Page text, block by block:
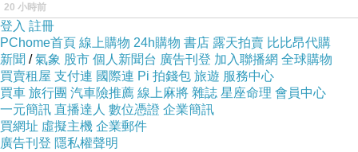
如果有興趣到這附近玩的，不妨可以看看！
飯店住宿折扣訂房↓↓↓保證最便宜！定貴退價差
↓↓↓
住宿比價網站
20 小時前
登入 註冊
PChome首頁 線上購物 24h購物 書店 露天拍賣 比比昂代購
新聞 /氣象 股市 個人新聞台 廣告刊登 加入聯播網 全球購物
買賣租屋 支付連 國際連 Pi 拍錢包 旅遊 服務中心
買車 旅行團 汽車險推薦 線上麻將 雜誌 星座命理 會員中心
一元簡訊 直播達人 數位憑證 企業簡訊
買網址 虛擬主機 企業郵件
廣告刊登 隱私權聲明